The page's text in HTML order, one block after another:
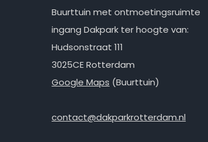
Buurttuin met ontmoetingsruimte
ingang Dakpark ter hoogte van:
Hudsonstraat 111
3025CE Rotterdam
Google Maps (Buurttuin)
contact@dakparkrotterdam.nl